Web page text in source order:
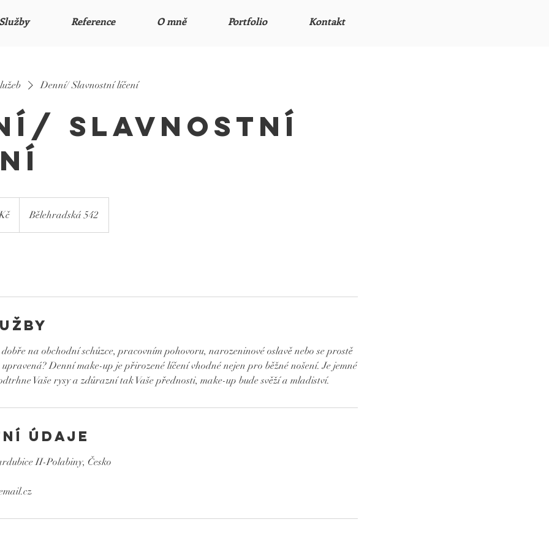
Služby Reference O mně Portfolio Kontakt
Denní/ Slavnostní líčení
Slavnostní
Bělehradská 542
na obchodní schůzce, pracovním pohovoru, narozeninové oslavě nebo se prostě
Denní make-up je přirozené líčení vhodné nejen pro běžné nošení. Je jemné
Vaše rysy a zdůrazní tak Vaše přednosti, make-up bude svěží a mladiství.
údaje
II-Polabiny, Česko